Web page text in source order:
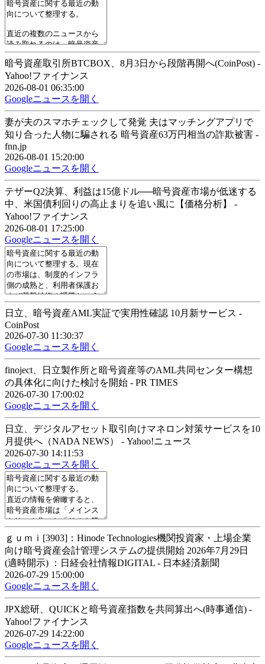
暗号資産取引所BTCBOX、8月3日から段階再開へ(CoinPost) -
Yahoo!ファイナンス
2026-08-01 06:35:00
Googleニュースを開く
妻が夫のスマホチェックして発覚 夫はマッチングアプリで
知り合った人物に騙される 暗号資産63万円相当の詐欺被害 -
fnn.jp
2026-08-01 15:20:00
Googleニュースを開く
テザーQ2決算、利益は15億ドル──暗号資産市場が低迷する
中、米国債利回りの高止まりを追い風に【価格分析】 -
Yahoo!ファイナンス
2026-08-01 17:25:00
Googleニュースを開く
日立、暗号資産AML実証で実用性確認 10月新サービス -
CoinPost
2026-07-30 11:30:37
Googleニュースを開く
finoject、日立製作所と暗号資産等のAML共同センター構想
の具体化に向けた検討を開始 - PR TIMES
2026-07-30 17:00:02
Googleニュースを開く
日立、デジタルアセット取引向けマネロン対策サービスを10
月提供へ（NADA NEWS） - Yahoo!ニュース
2026-07-30 14:11:53
Googleニュースを開く
ｇｕｍｉ[3903]：Hinode Technologies機関投資家・上場企業
向け暗号資産会計管理システムの提供開始 2026年7月29日
(適時開示) ：日経会社情報DIGITAL - 日本経済新聞
2026-07-29 15:00:00
Googleニュースを開く
JPX総研、QUICKと暗号資産指数を共同算出へ(時事通信) -
Yahoo!ファイナンス
2026-07-29 14:22:00
Googleニュースを開く